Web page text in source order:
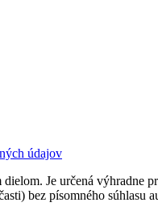
údajov
Je určená výhradne
bez písomného súhlasu